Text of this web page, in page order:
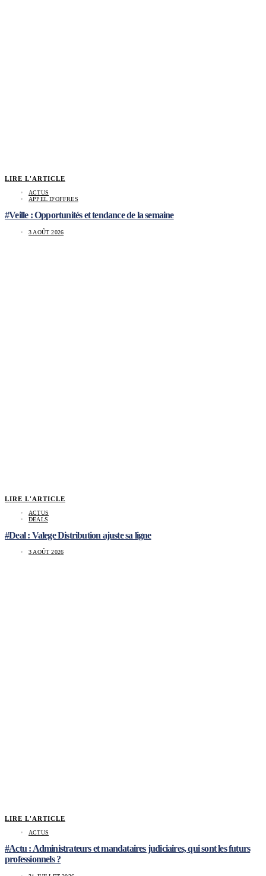
LIRE L'ARTICLE
ACTUS
APPEL D'OFFRES
#Veille : Opportunités et tendance de la semaine
3 AOÛT 2026
LIRE L'ARTICLE
ACTUS
DEALS
#Deal : Valege Distribution ajuste sa ligne
3 AOÛT 2026
LIRE L'ARTICLE
ACTUS
#Actu : Administrateurs et mandataires judiciaires, qui sont les futurs
professionnels ?